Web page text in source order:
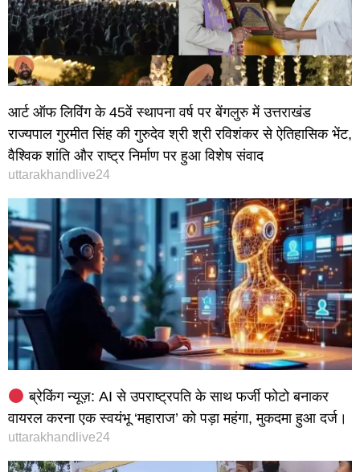
आर्ट ऑफ लिविंग के 45वें स्थापना वर्ष पर बेंगलुरु में उत्तराखंड
राज्यपाल गुरमीत सिंह की गुरुदेव श्री श्री रविशंकर से ऐतिहासिक भेंट,
वैश्विक शांति और राष्ट्र निर्माण पर हुआ विशेष संवाद
uttarakhandlive24
ब्रेकिंग न्यूज़: AI से उपराष्ट्रपति के साथ फर्जी फोटो बनाकर
वायरल करना एक स्वयंभू ‘महाराज’ को पड़ा महंगा, मुकदमा हुआ दर्ज।
uttarakhandlive24